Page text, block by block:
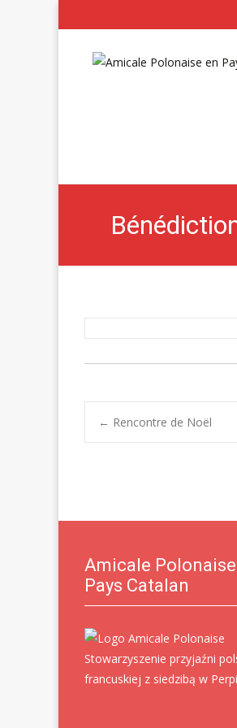
Post
← Rencontre de Noël
Amicale
Pays Catalan
Stowarzyszenie przyjaźni
francuskiej z siedzibą w